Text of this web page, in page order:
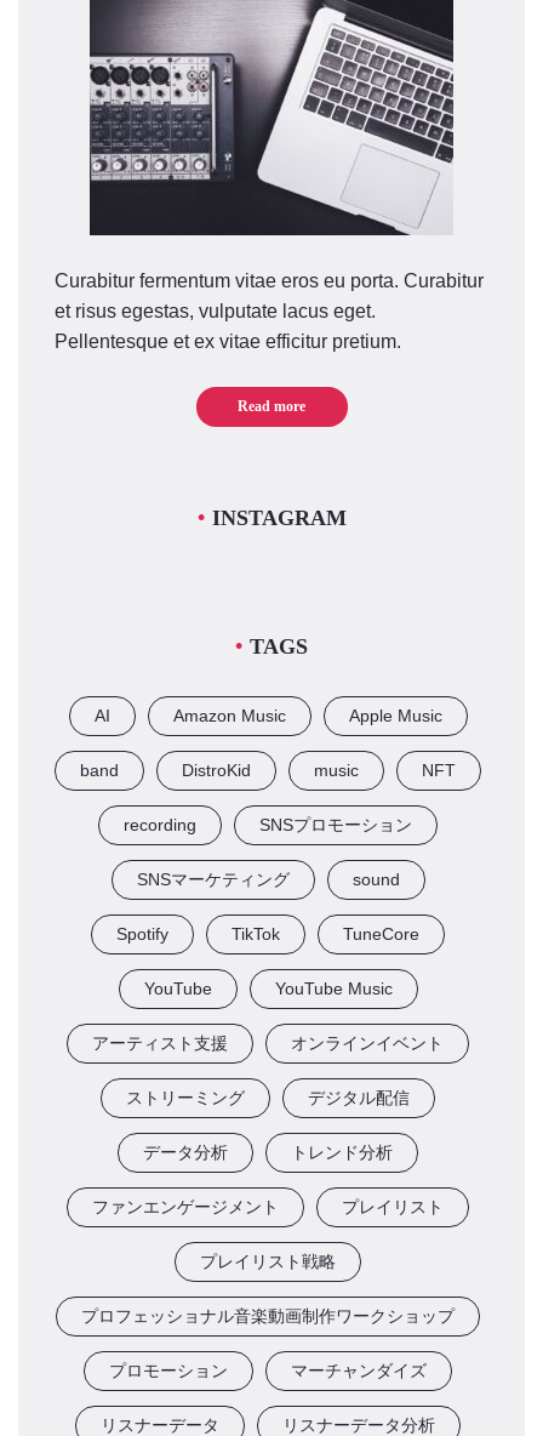
Curabitur fermentum vitae eros eu porta. Curabitur
et risus egestas, vulputate lacus eget.
Pellentesque et ex vitae efficitur pretium.
Read more
INSTAGRAM
TAGS
AI Amazon Music Apple Music
band DistroKid music NFT
recording SNSプロモーション
SNSマーケティング sound
Spotify TikTok TuneCore
YouTube YouTube Music
アーティスト支援 オンラインイベント
ストリーミング デジタル配信
データ分析 トレンド分析
ファンエンゲージメント プレイリスト
プレイリスト戦略
プロフェッショナル音楽動画制作ワークショップ
プロモーション マーチャンダイズ
リスナーデータ リスナーデータ分析